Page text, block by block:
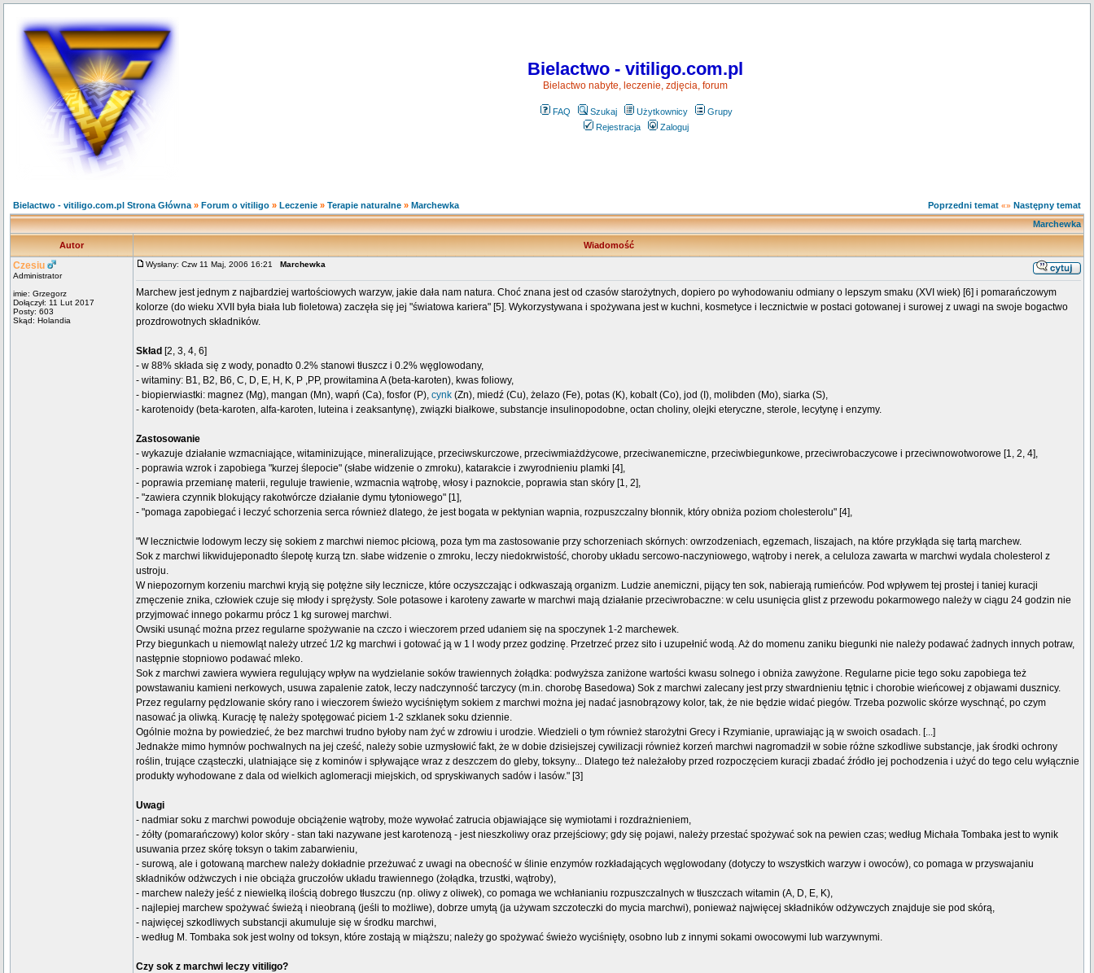
Bielactwo - vitiligo.com.pl
Bielactwo nabyte, leczenie, zdjęcia, forum
FAQ Szukaj Użytkownicy
Grupy
Rejestracja
Zaloguj
Bielactwo - vitiligo.com.pl Strona Główna » Forum o vitiligo » Leczenie » Terapie naturalne » Marchewka Poprzedni temat «» Następny temat
Marchewka
Autor Wiadomość
Czesiu
Administrator
imie: Grzegorz
Dołączył: 11 Lut 2017
Posty: 603
Skąd: Holandia
Wysłany: Czw 11 Maj, 2006 16:21 Marchewka
Marchew jest jednym z najbardziej wartościowych warzyw, jakie dała nam natura. Choć znana jest od czasów starożytnych, dopiero po wyhodowaniu odmiany o lepszym smaku (XVI wiek) [6] i pomarańczowym
kolorze (do wieku XVII była biała lub fioletowa) zaczęła się jej "światowa kariera" [5]. Wykorzystywana i spożywana jest w kuchni, kosmetyce i lecznictwie w postaci gotowanej i surowej z uwagi na swoje bogactwo
prozdrowotnych składników.
Skład [2, 3, 4, 6]
- w 88% składa się z wody, ponadto 0.2% stanowi tłuszcz i 0.2% węglowodany,
- witaminy: B1, B2, B6, C, D, E, H, K, P ,PP, prowitamina A (beta-karoten), kwas foliowy,
- biopierwiastki: magnez (Mg), mangan (Mn), wapń (Ca), fosfor (P), cynk (Zn), miedź (Cu), żelazo (Fe), potas (K), kobalt (Co), jod (I), molibden (Mo), siarka (S),
- karotenoidy (beta-karoten, alfa-karoten, luteina i zeaksantynę), związki białkowe, substancje insulinopodobne, octan choliny, olejki eteryczne, sterole, lecytynę i enzymy.
Zastosowanie
- wykazuje działanie wzmacniające, witaminizujące, mineralizujące, przeciwskurczowe, przeciwmiażdżycowe, przeciwanemiczne, przeciwbiegunkowe, przeciwrobaczycowe i przeciwnowotworowe [1, 2, 4],
- poprawia wzrok i zapobiega "kurzej ślepocie" (słabe widzenie o zmroku), katarakcie i zwyrodnieniu plamki [4],
- poprawia przemianę materii, reguluje trawienie, wzmacnia wątrobę, włosy i paznokcie, poprawia stan skóry [1, 2],
- "zawiera czynnik blokujący rakotwórcze działanie dymu tytoniowego" [1],
- "pomaga zapobiegać i leczyć schorzenia serca również dlatego, że jest bogata w pektynian wapnia, rozpuszczalny błonnik, który obniża poziom cholesterolu" [4],
"W lecznictwie lodowym leczy się sokiem z marchwi niemoc płciową, poza tym ma zastosowanie przy schorzeniach skórnych: owrzodzeniach, egzemach, liszajach, na które przykłąda się tartą marchew.
Sok z marchwi likwidujeponadto ślepotę kurzą tzn. słabe widzenie o zmroku, leczy niedokrwistość, choroby układu sercowo-naczyniowego, wątroby i nerek, a celuloza zawarta w marchwi wydala cholesterol z
ustroju.
W niepozornym korzeniu marchwi kryją się potężne siły lecznicze, które oczyszczając i odkwaszają organizm. Ludzie anemiczni, pijący ten sok, nabierają rumieńców. Pod wpływem tej prostej i taniej kuracji
zmęczenie znika, człowiek czuje się młody i sprężysty. Sole potasowe i karoteny zawarte w marchwi mają działanie przeciwrobaczne: w celu usunięcia glist z przewodu pokarmowego należy w ciągu 24 godzin nie
przyjmować innego pokarmu prócz 1 kg surowej marchwi.
Owsiki usunąć można przez regularne spożywanie na czczo i wieczorem przed udaniem się na spoczynek 1-2 marchewek.
Przy biegunkach u niemowląt należy utrzeć 1/2 kg marchwi i gotować ją w 1 l wody przez godzinę. Przetrzeć przez sito i uzupełnić wodą. Aż do momenu zaniku biegunki nie należy podawać żadnych innych potraw,
następnie stopniowo podawać mleko.
Sok z marchwi zawiera wywiera regulujący wpływ na wydzielanie soków trawiennych żołądka: podwyższa zaniżone wartości kwasu solnego i obniża zawyżone. Regularne picie tego soku zapobiega też
powstawaniu kamieni nerkowych, usuwa zapalenie zatok, leczy nadczynność tarczycy (m.in. chorobę Basedowa) Sok z marchwi zalecany jest przy stwardnieniu tętnic i chorobie wieńcowej z objawami dusznicy.
Przez regularny pędzlowanie skóry rano i wieczorem świeżo wyciśniętym sokiem z marchwi można jej nadać jasnobrązowy kolor, tak, że nie będzie widać piegów. Trzeba pozwolic skórze wyschnąć, po czym
nasować ja oliwką. Kurację tę należy spotęgować piciem 1-2 szklanek soku dziennie.
Ogólnie można by powiedzieć, że bez marchwi trudno byłoby nam żyć w zdrowiu i urodzie. Wiedzieli o tym również starożytni Grecy i Rzymianie, uprawiając ją w swoich osadach. [...]
Jednakże mimo hymnów pochwalnych na jej cześć, należy sobie uzmysłowić fakt, że w dobie dzisiejszej cywilizacji również korzeń marchwi nagromadził w sobie różne szkodliwe substancje, jak środki ochrony
roślin, trujące cząsteczki, ulatniające się z kominów i spływające wraz z deszczem do gleby, toksyny... Dlatego też należałoby przed rozpoczęciem kuracji zbadać źródło jej pochodzenia i użyć do tego celu wyłącznie
produkty wyhodowane z dala od wielkich aglomeracji miejskich, od spryskiwanych sadów i lasów." [3]
Uwagi
- nadmiar soku z marchwi powoduje obciążenie wątroby, może wywołać zatrucia objawiające się wymiotami i rozdrażnieniem,
- żółty (pomarańczowy) kolor skóry - stan taki nazywane jest karotenozą - jest nieszkoliwy oraz przejściowy; gdy się pojawi, należy przestać spożywać sok na pewien czas; według Michała Tombaka jest to wynik
usuwania przez skórę toksyn o takim zabarwieniu,
- surową, ale i gotowaną marchew należy dokładnie przeżuwać z uwagi na obecność w ślinie enzymów rozkładających węglowodany (dotyczy to wszystkich warzyw i owoców), co pomaga w przyswajaniu
składników odżwczych i nie obciąża gruczołów układu trawiennego (żołądka, trzustki, wątroby),
- marchew należy jeść z niewielką ilością dobrego tłuszczu (np. oliwy z oliwek), co pomaga we wchłanianiu rozpuszczalnych w tłuszczach witamin (A, D, E, K),
- najlepiej marchew spożywać świeżą i nieobraną (jeśli to możliwe), dobrze umytą (ja używam szczoteczki do mycia marchwi), ponieważ najwięcej składników odżywczych znajduje sie pod skórą,
- najwięcej szkodliwych substancji akumuluje się w środku marchwi,
- według M. Tombaka sok jest wolny od toksyn, które zostają w miąższu; należy go spożywać świeżo wyciśnięty, osobno lub z innymi sokami owocowymi lub warzywnymi.
Czy sok z marchwi leczy vitiligo?